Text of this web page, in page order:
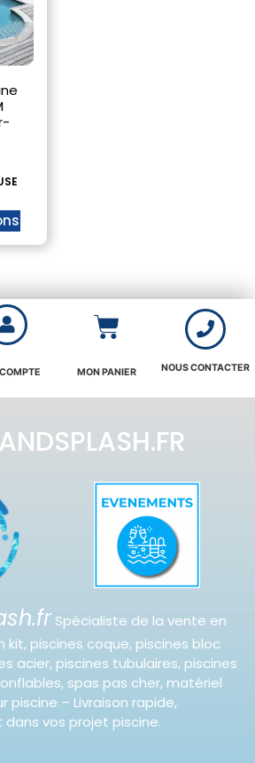
MON PANIER NOUS CONTACTER
Spécialiste de la vente en
kit, piscines coque, piscines bloc
acier, piscines tubulaires, piscines
spas pas cher, matériel
piscine – Livraison rapide,
vos projet piscine.